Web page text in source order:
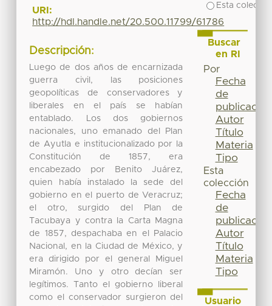
URI:
http://hdl.handle.net/20.500.11799/61786
Descripción:
Luego de dos años de encarnizada
guerra civil, las posiciones
geopolíticas de conservadores y
liberales en el país se habían
entablado. Los dos gobiernos
nacionales, uno emanado del Plan
de Ayutla e institucionalizado por la
Constitución de 1857, era
encabezado por Benito Juárez,
quien había instalado la sede del
gobierno en el puerto de Veracruz;
el otro, surgido del Plan de
Tacubaya y contra la Carta Magna
de 1857, despachaba en el Palacio
Nacional, en la Ciudad de México, y
era dirigido por el general Miguel
Miramón. Uno y otro decían ser
legítimos. Tanto el gobierno liberal
como el conservador surgieron del
Esta
Buscar
en RI
Por
Fecha
de
publicación
Autor
Título
Materia
Tipo
Esta
colección
Fecha
de
publicación
Autor
Título
Materia
Tipo
Usuario